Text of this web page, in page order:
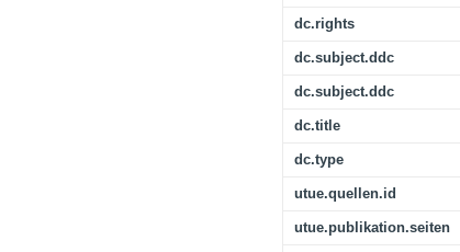
dc.rights
dc.subject.ddc
dc.subject.ddc
dc.title
dc.type
utue.quellen.id
utue.publikation.seiten